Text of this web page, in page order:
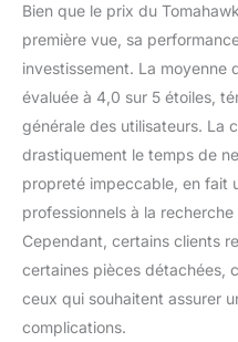
Bien que le prix du
première vue, sa
investissement. La moyenne
évaluée à 4,0 sur 5 étoiles,
générale des utilisateurs. La
drastiquement le temps de
propreté impeccable, en fait
professionnels à la
Cependant, certains clients
certaines pièces détachées,
ceux qui souhaitent assurer
complications.